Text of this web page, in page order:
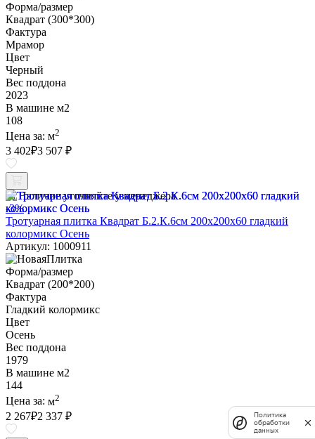
Форма/размер
Квадрат (300*300)
Фактура
Мрамор
Цвет
Черный
Вес поддона
2023
В машине м2
108
Цена за: м2
3 402₽3 507 ₽
Наличие уточняйте у менеджера
-3%
Тротуарная плитка Квадрат Б.2.К.6см 200х200х60 гладкий
колормикс Осень
Артикул: 1000911
Форма/размер
Квадрат (200*200)
Фактура
Гладкий колормикс
Цвет
Осень
Вес поддона
1979
В машине м2
144
Цена за: м2
2 267₽2 337 ₽
Политика
обработки
данных